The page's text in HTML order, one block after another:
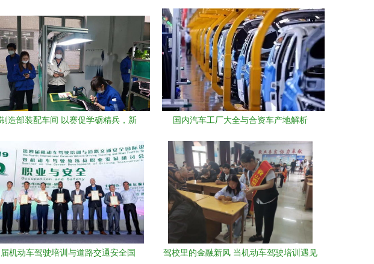
造部装配车间 以赛促学砺精兵，新
国内汽车工厂大全与合资车产地解析
机动车驾驶培训与道路交通安全国 驾校里的金融新风 当机动车驾驶培训遇见